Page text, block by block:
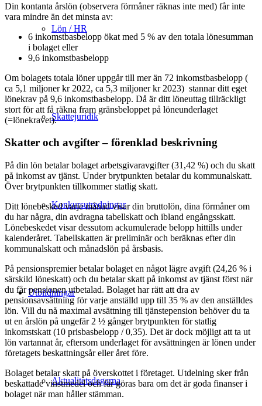
Lön / HR
Skattejuridik
Konkursutredningar
Utbildningar
Aktualitetsdagarna
Din kontanta årslön (observera förmåner räknas inte med) får inte
vara mindre än det minsta av:
6 inkomstbasbelopp ökat med 5 % av den totala lönesumman
i bolaget eller
9,6 inkomstbasbelopp
Om bolagets totala löner uppgår till mer än 72 inkomstbasbelopp (
ca 5,1 miljoner kr 2022, ca 5,3 miljoner kr 2023) stannar ditt eget
lönekrav på 9,6 inkomstbasbelopp. Då är ditt löneuttag tillräckligt
stort för att få räkna fram gränsbeloppet på löneunderlaget
(=lönekravet).
Skatter och avgifter – förenklad beskrivning
På din lön betalar bolaget arbetsgivaravgifter (31,42 %) och du skatt
på inkomst av tjänst. Under brytpunkten betalar du kommunalskatt.
Över brytpunkten tillkommer statlig skatt.
Ditt lönebesked varje månad visar din bruttolön, dina förmåner om
du har några, din avdragna tabellskatt och ibland engångsskatt.
Lönebeskedet visar dessutom ackumulerade belopp hittills under
kalenderåret. Tabellskatten är preliminär och beräknas efter din
kommunalskatt och månadslön på årsbasis.
På pensionspremier betalar bolaget en något lägre avgift (24,26 % i
särskild löneskatt) och du betalar skatt på inkomst av tjänst först när
du får pensionen utbetalad. Bolaget har rätt att dra av
pensionsavsättning för varje anställd upp till 35 % av den anställdes
lön. Vill du nå maximal avsättning till tjänstepension behöver du ta
ut en årslön på ungefär 2 ½ gånger brytpunkten för statlig
inkomstskatt (10 prisbasbelopp / 0,35). Det är dock möjligt att ta ut
lön vartannat år, eftersom underlaget för avsättningen är lönen under
företagets beskattningsår eller året före.
Bolaget betalar skatt på överskottet i företaget. Utdelning sker från
beskattade vinstmedel och får göras bara om det är goda finanser i
bolaget när man håller stämman.